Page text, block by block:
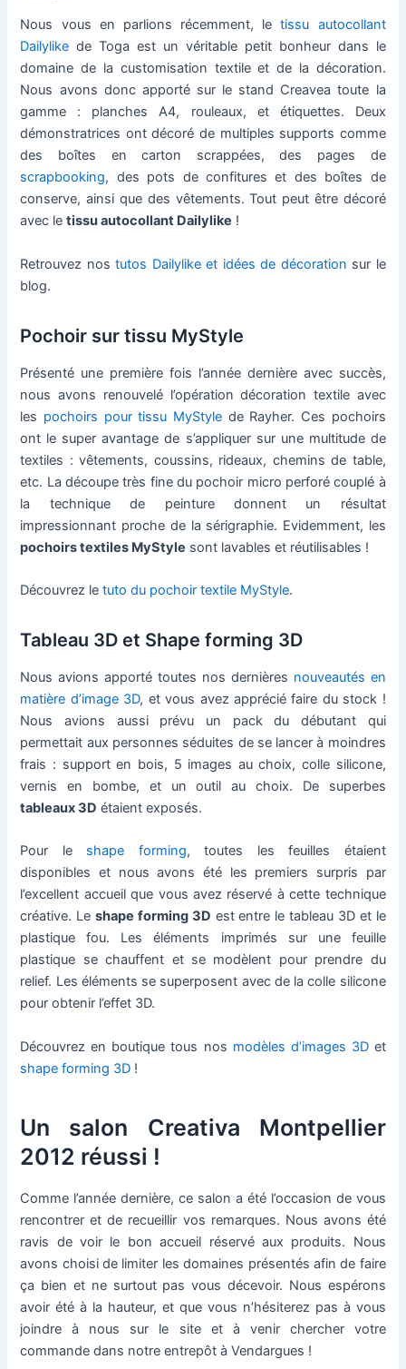
Nous vous en parlions récemment, letissu autocollant
Dailylike de Toga est un véritable petit bonheur dans le
domaine de la customisation textile et de la décoration.
Nous avons donc apporté sur le stand Creavea toute la
gamme : planches A4, rouleaux, et étiquettes. Deux
démonstratrices ont décoré de multiples supports comme
des boîtes en carton scrappées, des pages de
scrapbooking, des pots de confitures et des boîtes de
conserve, ainsi que des vêtements. Tout peut être décoré
avec letissu autocollant Dailylike !
Retrouvez nostutos Dailylike et idées de décoration sur le
blog.
Pochoir sur tissu MyStyle
Présenté une première fois l’année dernière avec succès,
nous avons renouvelé l’opération décoration textile avec
les pochoirs pour tissu MyStyle de Rayher. Ces pochoirs
ont le super avantage de s’appliquer sur une multitude de
textiles : vêtements, coussins, rideaux, chemins de table,
etc. La découpe très fine du pochoir micro perforé couplé à
la technique de peinture donnent un résultat
impressionnant proche de la sérigraphie. Evidemment, les
pochoirs textiles MyStyle sont lavables et réutilisables !
Découvrez letuto du pochoir textile MyStyle.
Tableau 3D et Shape forming 3D
Nous avions apporté toutes nos dernières nouveautés en
matière d’image 3D, et vous avez apprécié faire du stock !
Nous avions aussi prévu un pack du débutant qui
permettait aux personnes séduites de se lancer à moindres
frais : support en bois, 5 images au choix, colle silicone,
vernis en bombe, et un outil au choix. De superbes
tableaux 3D étaient exposés.
Pour le shape forming, toutes les feuilles étaient
disponibles et nous avons été les premiers surpris par
l’excellent accueil que vous avez réservé à cette technique
créative. Leshape forming 3D est entre le tableau 3D et le
plastique fou. Les éléments imprimés sur une feuille
plastique se chauffent et se modèlent pour prendre du
relief. Les éléments se superposent avec de la colle silicone
pour obtenir l’effet 3D.
Découvrez en boutique tous nos modèles d’images 3Det
shape forming 3D !
Un salon Creativa Montpellier
2012 réussi !
Comme l’année dernière, ce salon a été l’occasion de vous
rencontrer et de recueillir vos remarques. Nous avons été
ravis de voir le bon accueil réservé aux produits. Nous
avons choisi de limiter les domaines présentés afin de faire
ça bien et ne surtout pas vous décevoir. Nous espérons
avoir été à la hauteur, et que vous n’hésiterez pas à vous
joindre à nous sur le site et à venir chercher votre
commande dans notre entrepôt à Vendargues !